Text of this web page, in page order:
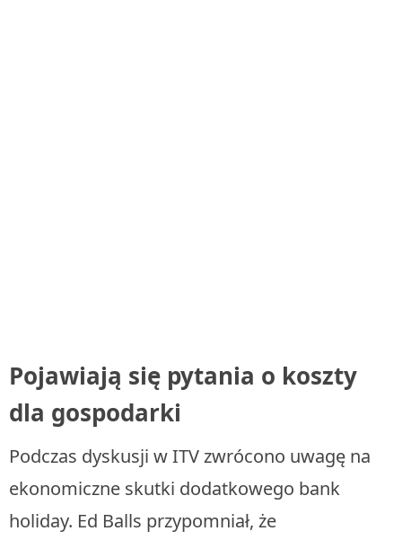
Pojawiają się pytania o koszty
dla gospodarki
Podczas dyskusji w ITV zwrócono uwagę na
ekonomiczne skutki dodatkowego bank
holiday. Ed Balls przypomniał, że